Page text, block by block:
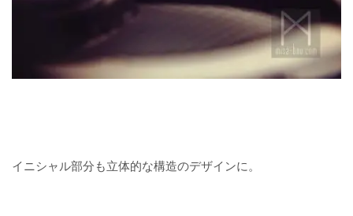
イニシャル部分も立体的な構造のデザインに。